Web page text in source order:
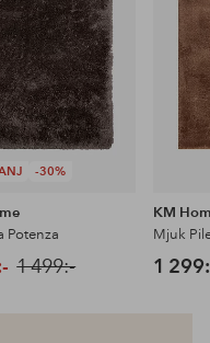
-30%
Potenza
1 499:-
KM
Mjuk
1